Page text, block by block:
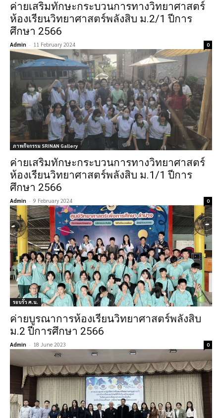
ค่ายเสริมทักษะกระบวนการทางวิทยาศาสตร์
ห้องเรียนวิทยาศาสตร์พลังสิบ ม.2/1 ปีการ
ศึกษา 2566
Admin - 11 February 2024 0
ภาพกิจกรรม SRINAN Gallery
ค่ายเสริมทักษะกระบวนการทางวิทยาศาสตร์
ห้องเรียนวิทยาศาสตร์พลังสิบ ม.1/1 ปีการ
ศึกษา 2566
Admin - 9 February 2024 0
รอบรั้ว ศ.น.
ค่ายบูรณาการห้องเรียนวิทยาศาสตร์พลังสิบ
ม.2 ปีการศึกษา 2566
Admin - 18 June 2023 0